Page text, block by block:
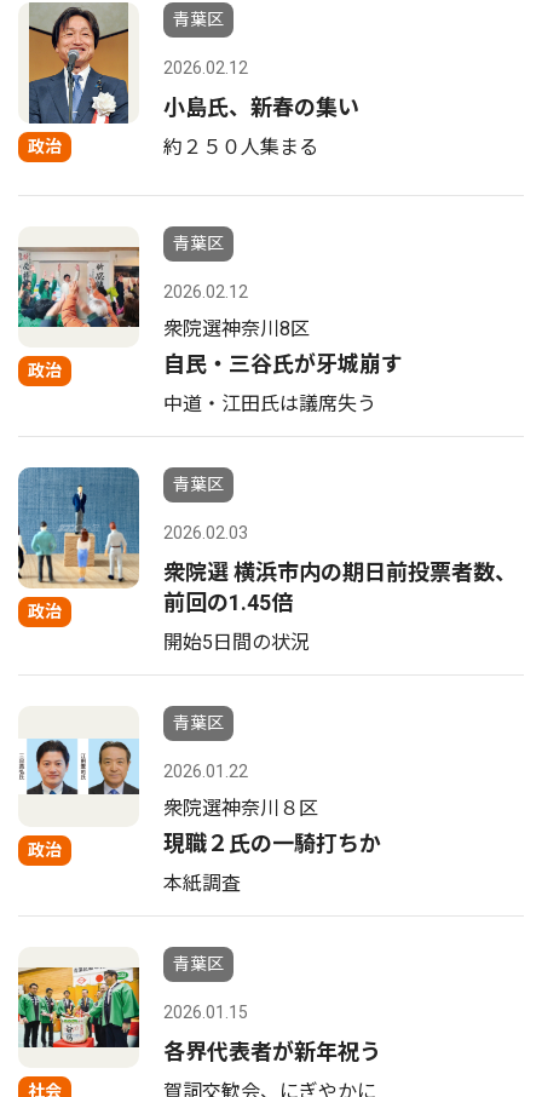
政治
青葉区
2026.02.12
小島氏、新春の集い
約２５０人集まる
政治
青葉区
2026.02.12
衆院選神奈川8区
自民・三谷氏が牙城崩す
中道・江田氏は議席失う
政治
青葉区
2026.02.03
衆院選 横浜市内の期日前投票者数、
前回の1.45倍
開始5日間の状況
政治
青葉区
2026.01.22
衆院選神奈川８区
現職２氏の一騎打ちか
本紙調査
社会
青葉区
2026.01.15
各界代表者が新年祝う
賀詞交歓会、にぎやかに